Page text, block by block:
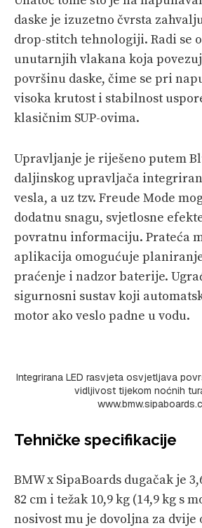
daske je izuzetno čvrsta
drop-stitch tehnologiji. Radi se
unutarnjih vlakana koja
površinu daske, čime se pri
visoka krutost i stabilnost
klasičnim SUP-ovima.
Upravljanje je riješeno putem
daljinskog upravljača
vesla, a uz tzv. Freude Mode
dodatnu snagu, svjetlosne
povratnu informaciju. Prateća
aplikacija omogućuje planiranje
praćenje i nadzor baterije.
sigurnosni sustav koji
motor ako veslo padne u vodu.
Integrirana LED rasvjeta osvjetljava
vidljivost tijekom noćnih
Tehničke specifikacije
BMW x SipaBoards dugačak je
82 cm i težak 10,9 kg (14,9 kg s
nosivost mu je dovoljna za dvije